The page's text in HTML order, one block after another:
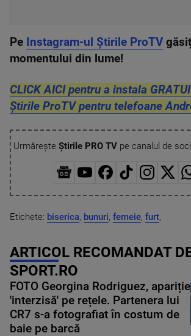
Pe Instagram-ul Știrile ProTV
momentului din lume!
CLICK AICI pentru a instala
Știrile ProTV pentru telefoane
Urmărește Știrile PRO TVpe canalul de
Etichete: biserica, bunuri, femeie, furt,
ARTICOL RECOMANDAT
SPORT.RO
FOTO Georgina Rodriguez, apariție
'interzisă' pe rețele. Partenera lui
CR7 s-a fotografiat în costum de
baie pe barcă